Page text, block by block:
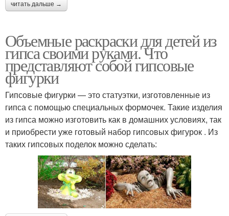
читать дальше →
Объемные раскраски для детей из
гипса своими руками. Что
представляют собой гипсовые
фигурки
Гипсовые фигурки — это статуэтки, изготовленные из
гипса с помощью специальных формочек. Такие изделия
из гипса можно изготовить как в домашних условиях, так
и приобрести уже готовый набор гипсовых фигурок . Из
таких гипсовых поделок можно сделать: